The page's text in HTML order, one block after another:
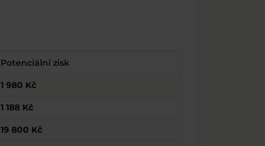
Potenciální zisk
1 980 Kč
1 188 Kč
19 800 Kč